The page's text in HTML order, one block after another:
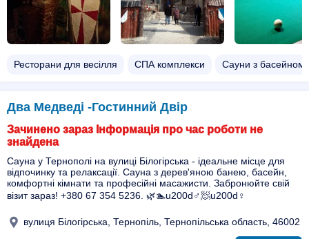
Ресторани для весілля СПА комплекси Сауни з басейном
Два Медведі -Гостинний Двір
Зачинено зараз Інформація про час роботи не
знайдена
Сауна у Тернополі на вулиці Білогірська - ідеальне місце для
відпочинку та релаксації. Сауна з дерев'яною банею, басейн,
комфортні кімнати та професійні масажисти. Забронюйте свій
візит зараз! +380 67 354 5236. 🌿🏊u200d♂️🧖u200d♀️
вулиця Білогірська, Тернопіль, Тернопільська область, 46002